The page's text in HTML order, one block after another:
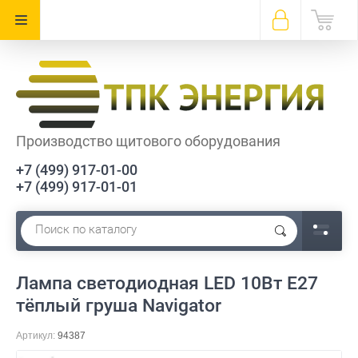
Производство щитового оборудования
+7 (499) 917-01-00
+7 (499) 917-01-01
Лампа светодиодная LED 10Вт E27
тёплый груша Navigator
Артикул: 94387